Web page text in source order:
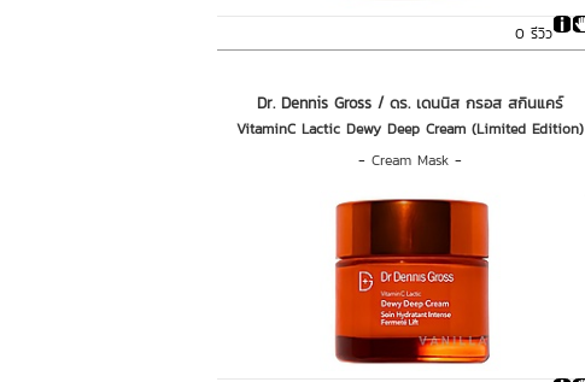
0 รีวิว
Dr. Dennis Gross / ดร. เดนนิส กรอส สกินแคร์
VitaminC Lactic Dewy Deep Cream (Limited Edition)
- Cream Mask -